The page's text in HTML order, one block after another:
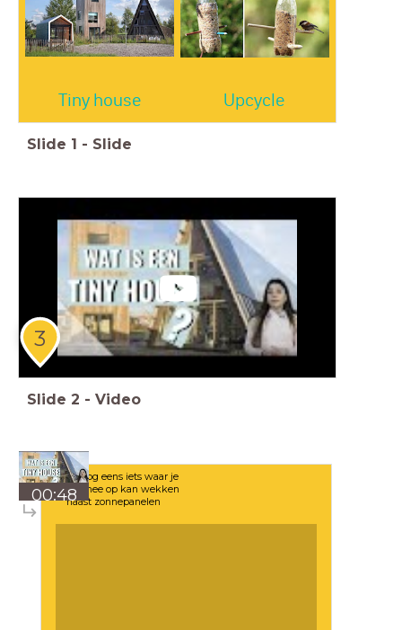
Tiny house Upcycle
Slide 1 - Slide
3
Slide 2 - Video
00:48
Noem nog eens iets waar je
stroom mee op kan wekken
naast zonnepanelen